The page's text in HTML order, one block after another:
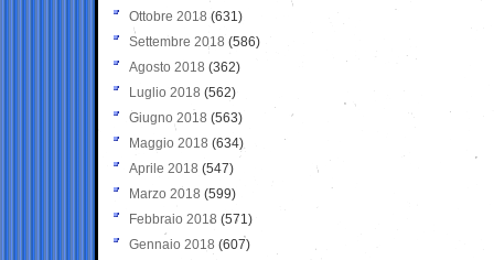
Ottobre 2018 (631)
Settembre 2018 (586)
Agosto 2018 (362)
Luglio 2018 (562)
Giugno 2018 (563)
Maggio 2018 (634)
Aprile 2018 (547)
Marzo 2018 (599)
Febbraio 2018 (571)
Gennaio 2018 (607)